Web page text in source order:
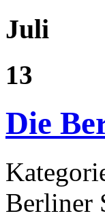
Juli
13
Die
Berliner